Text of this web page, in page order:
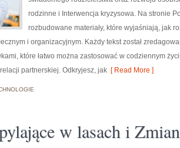
rodzinne i Interwencja kryzysowa. Na stronie
rozbudowane materiały, które wyjaśniają, jak
i organizacyjnym. Każdy tekst został
które łatwo można zastosować w codziennym
partnerskiej. Odkryjesz, jak [ Read More ]
w lasach i